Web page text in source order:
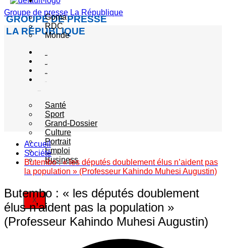
Groupe de presse La République
GROUPE DE PRESSE
LA RÉPUBLIQUE
Goma
RDC
Monde
Santé
Sport
Grand-Dossier
Culture
Portrait
Emploi
Business
X
Accueil
Société
Butembo : « les députés doublement élus n’aident pas
la population » (Professeur Kahindo Muhesi Augustin)
Butembo : « les députés doublement
élus n’aident pas la population »
(Professeur Kahindo Muhesi Augustin)